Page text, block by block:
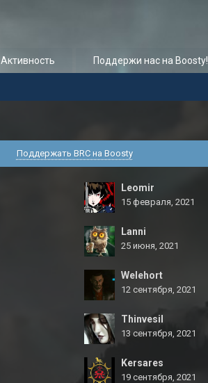
Активность Поддержи нас на Boosty!
Поддержать BRC на Boosty
Leomir
15 февраля, 2021
Lanni
25 июня, 2021
Welehort
12 сентября, 2021
Thinvesil
13 сентября, 2021
Kersares
19 сентября, 2021